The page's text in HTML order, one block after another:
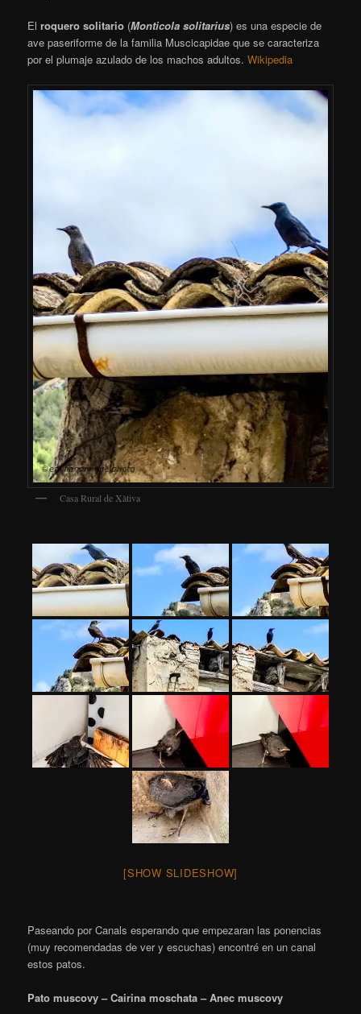
Elroquero solitario (Monticola solitarius) es una especie de
ave paseriforme de la familia Muscicapidae que se caracteriza
por el plumaje azulado de los machos adultos.Wikipedia
Casa Rural de Xàtiva
[SHOW SLIDESHOW]
Paseando por Canals esperando que empezaran las ponencias
(muy recomendadas de ver y escuchas) encontré en un canal
estos patos.
Pato muscovy – Cairina moschata – Anec muscovy